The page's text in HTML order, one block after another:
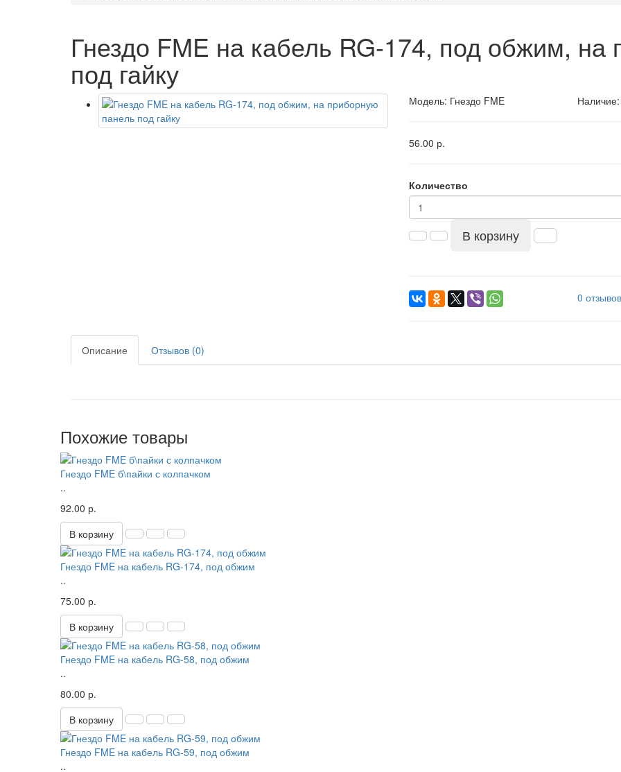
Гнездо FME на кабель RG-174, под обжим, на
под гайку
Модель: Гнездо FME
56.00 р.
Количество
В корзину
0
Описание Отзывов (0)
Похожие товары
Гнездо FME б\пайки с колпачком
..
92.00 р.
В корзину
Гнездо FME на кабель RG-174, под обжим
..
75.00 р.
В корзину
Гнездо FME на кабель RG-58, под обжим
..
80.00 р.
В корзину
Гнездо FME на кабель RG-59, под обжим
..